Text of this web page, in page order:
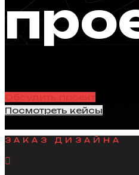
Обсудить проект
Посмотреть кейсы
ЗАКАЗ ДИЗАЙНА